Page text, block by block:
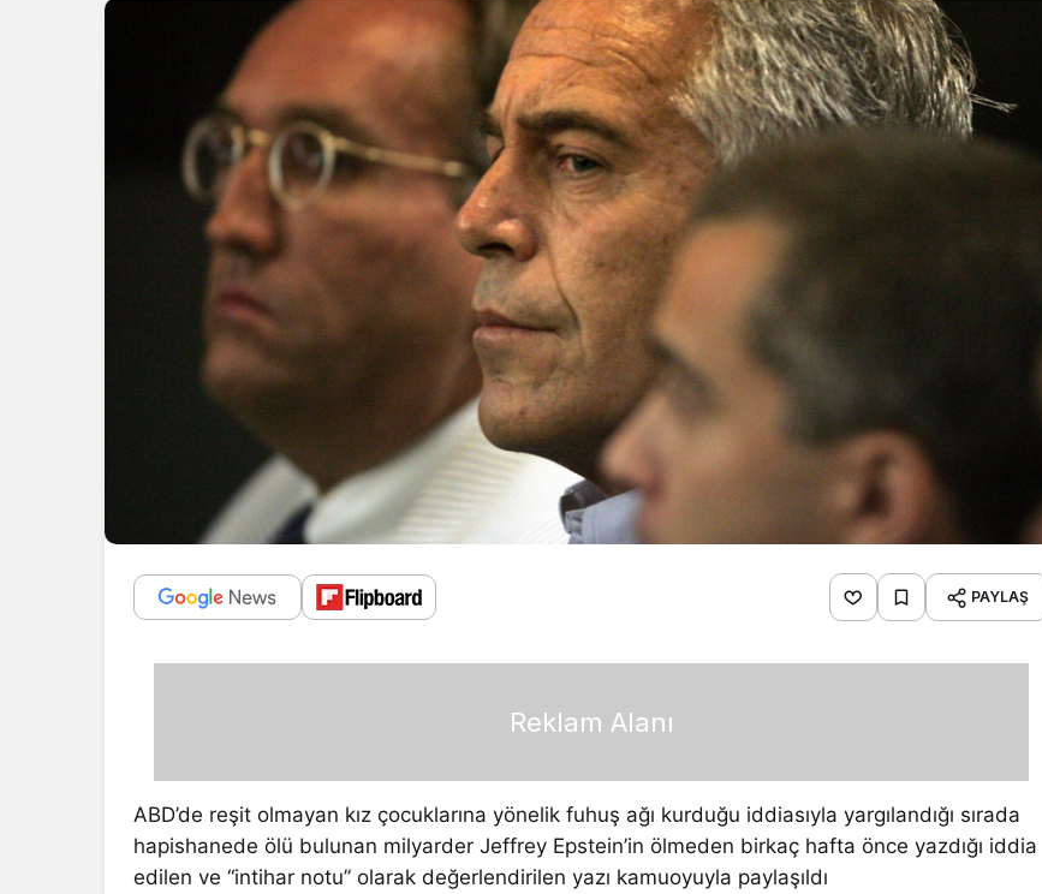
PAYLAŞ
Reklam Alanı
ABD’de reşit olmayan kız çocuklarına yönelik fuhuş ağı kurduğu iddiasıyla yargılandığı sırada
hapishanede ölü bulunan milyarder Jeffrey Epstein’in ölmeden birkaç hafta önce yazdığı iddia
edilen ve “intihar notu” olarak değerlendirilen yazı kamuoyuyla paylaşıldı